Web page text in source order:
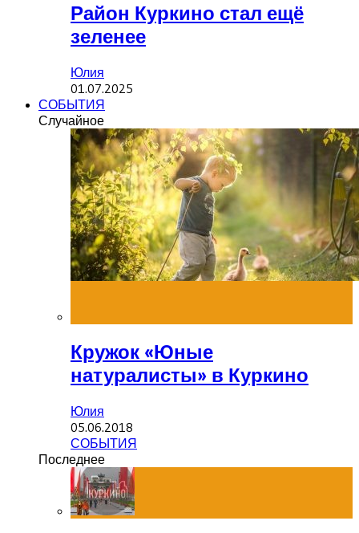
Район Куркино стал ещё
зеленее
Юлия
01.07.2025
СОБЫТИЯ
Случайное
Кружок «Юные
натуралисты» в Куркино
Юлия
05.06.2018
СОБЫТИЯ
Последнее